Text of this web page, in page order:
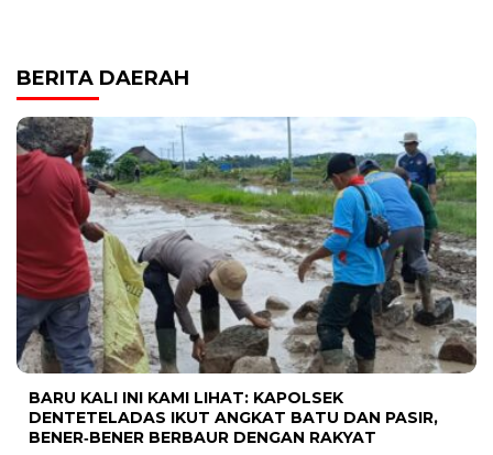
BERITA DAERAH
BARU KALI INI KAMI LIHAT: KAPOLSEK
DENTETELADAS IKUT ANGKAT BATU DAN PASIR,
BENER‑BENER BERBAUR DENGAN RAKYAT